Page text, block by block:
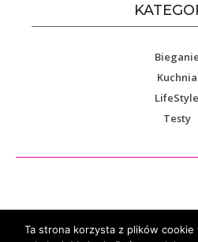
Bieganie
Kuchnia
LifeStyle
Testy
Ta strona korzysta z plików